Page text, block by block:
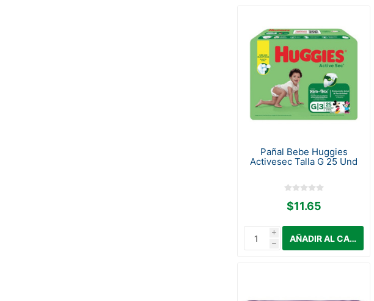
Pañal Bebe Huggies
Activesec Talla G 25 Und
$11.65
i
h